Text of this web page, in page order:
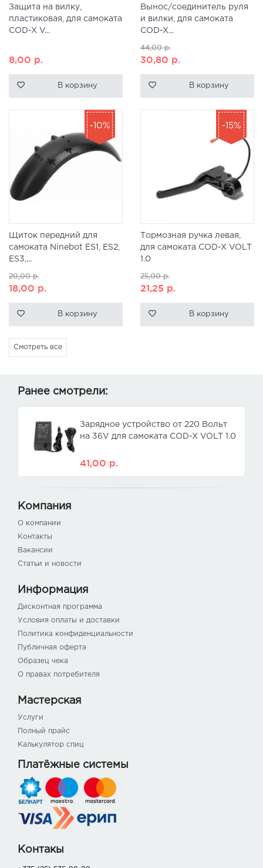
Защита на вилку,
пластиковая, для самоката
COD-X V...
8,00 р.
В корзину
Вынос/соединитель руля
и вилки, для самоката
COD-X...
44,00р.
30,80 р.
В корзину
Щиток передний для
самоката Ninebot ES1, ES2,
ES3,...
20,00р.
18,00 р.
В корзину
-10%
Тормозная ручка левая,
для самоката COD-X VOLT
1.0
25,00р.
21,25 р.
В корзину
-15%
Смотреть все
Ранее смотрели:
Зарядное устройство от 220 Вольт
на 36V для самоката COD-X VOLT 1.0
41,00 р.
Компания
О компании
Контакты
Вакансии
Статьи и новости
Информация
Дисконтная программа
Условия оплаты и доставки
Политика конфиденциальности
Публичная оферта
Образец чека
О правах потребителя
Мастерская
Услуги
Полный прайс
Калькулятор спиц
Платёжные системы
Контакы